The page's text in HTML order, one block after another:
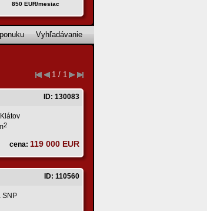
850 EUR/mesiac
Vyhľadávanie
1 / 1
ID: 130083
2
cena: 119 000 EUR
ID: 110560
SNP